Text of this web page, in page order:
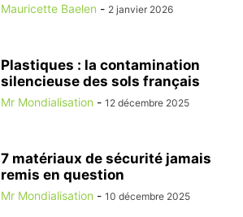
Mauricette Baelen - 2 janvier 2026
Plastiques : la contamination
silencieuse des sols français
Mr Mondialisation - 12 décembre 2025
7 matériaux de sécurité jamais
remis en question
Mr Mondialisation - 10 décembre 2025